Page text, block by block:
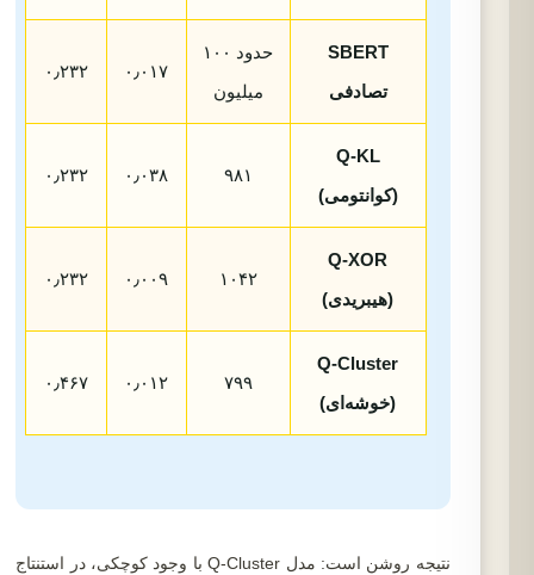
SBERT
تصادفی
حدود ۱۰۰
میلیون
۰٫۰۱۷ ۰٫۲۳۲
Q-KL
(کوانتومی)
۹۸۱ ۰٫۰۳۸ ۰٫۲۳۲
Q-XOR
(هیبریدی)
۱۰۴۲ ۰٫۰۰۹ ۰٫۲۳۲
Q-Cluster
(خوشه‌ای)
۷۹۹ ۰٫۰۱۲ ۰٫۴۶۷
نتیجه روشن است: مدل Q-Cluster با وجود کوچکی، در استنتاج